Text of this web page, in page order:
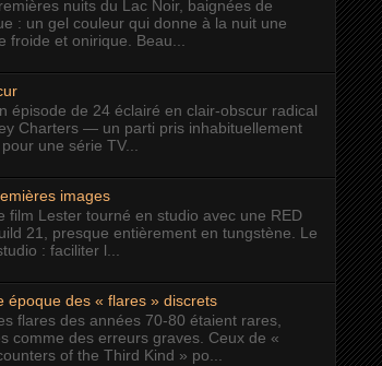
nuits du Lac Noir, baignées de
: un gel couleur qui donne à la nuit une
froide et onirique. Beau...
épisode de 24 éclairé en clair-obscur radical
Charters — un parti pris inhabituellement
une série TV...
images
film Lester tourné en studio avec une RED
21, presque entièrement en tungstène. Le
: faciliter l...
époque des « flares » discrets
flares des années 70-80 étaient rares,
comme des erreurs graves. Ceux de «
of the Third Kind » po...